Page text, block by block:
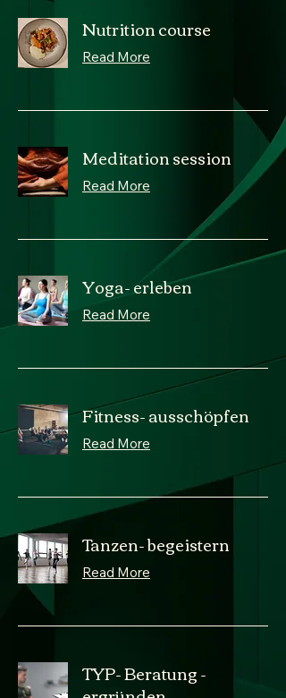
Nutrition course
Read More
Meditation session
Read More
Yoga- erleben
Read More
Fitness- ausschöpfen
Read More
Tanzen- begeistern
Read More
TYP- Beratung -